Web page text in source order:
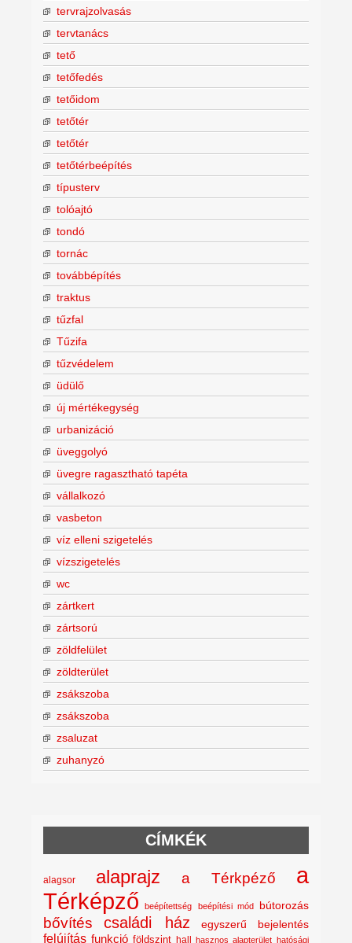
tervrajzolvasás
tervtanács
tető
tetőfedés
tetőidom
tetőtér
tetőtér
tetőtérbeépítés
típusterv
tolóajtó
tondó
tornác
továbbépítés
traktus
tűzfal
Tűzifa
tűzvédelem
üdülő
új mértékegység
urbanizáció
üveggolyó
üvegre ragasztható tapéta
vállalkozó
vasbeton
víz elleni szigetelés
vízszigetelés
wc
zártkert
zártsorú
zöldfelület
zöldterület
zsákszoba
zsákszoba
zsaluzat
zuhanyzó
CÍMKÉK
alagsor alaprajz a Térkpéző
a
Térképző
beépítettség beépítési mód bútorozás
bővítés családi ház egyszerű bejelentés
felújítás funkció földszint hall hasznos alapterület hatósági